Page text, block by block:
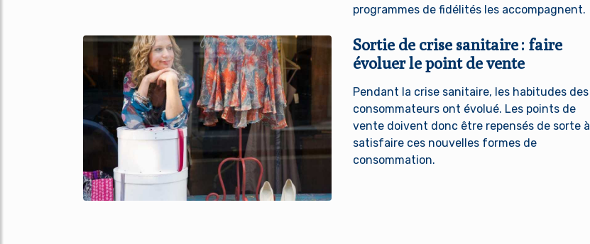
programmes de fidélités les accompagnent.
Sortie de crise sanitaire : faire
évoluer le point de vente
Pendant la crise sanitaire, les habitudes des
consommateurs ont évolué. Les points de
vente doivent donc être repensés de sorte à
satisfaire ces nouvelles formes de
consommation.